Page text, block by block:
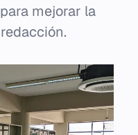
mejorar la